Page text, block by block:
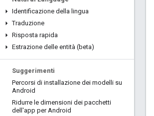
Identificazione della lingua
Traduzione
Risposta rapida
Estrazione delle entità (beta)
Suggerimenti
Percorsi di installazione dei modelli su
Android
Ridurre le dimensioni dei pacchetti
dell'app per Android